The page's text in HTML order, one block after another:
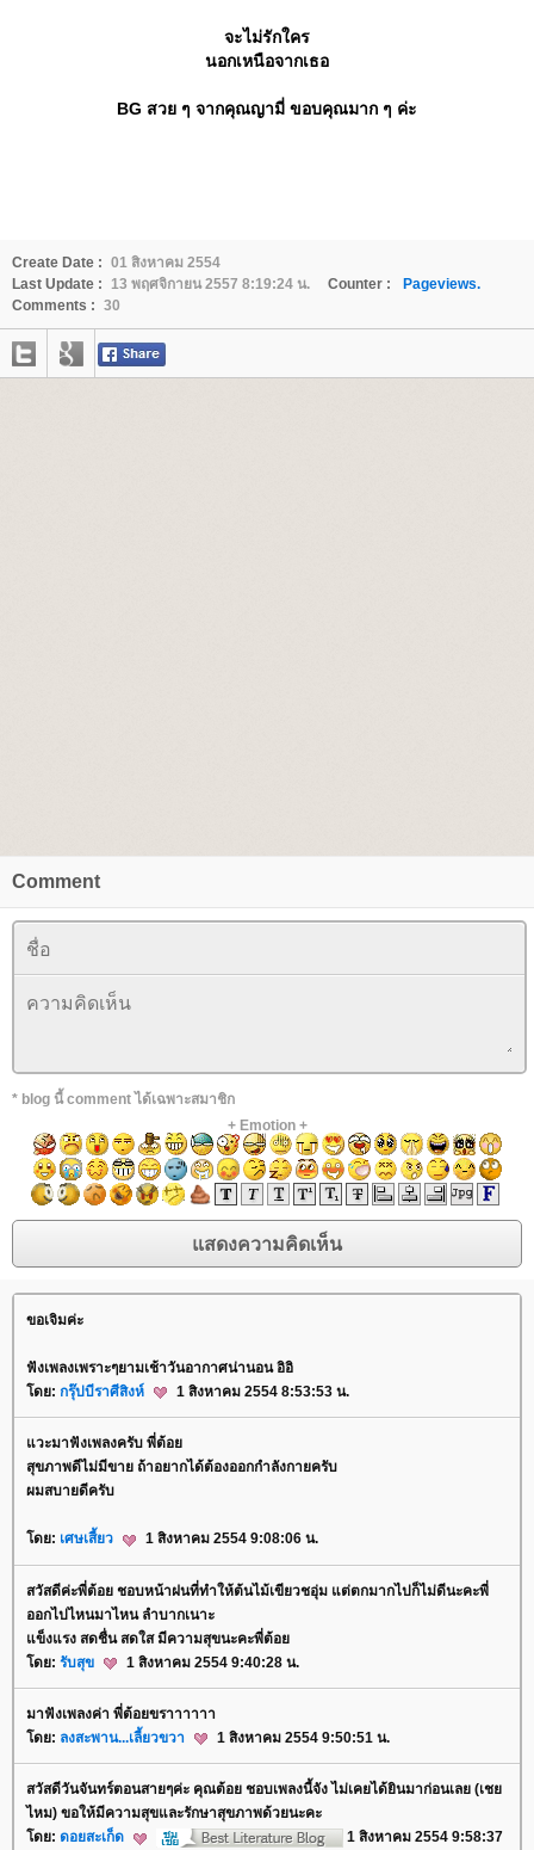
จะไม่รักใคร
นอกเหนือจากเธอ
BG สวย ๆ จากคุณญามี่ ขอบคุณมาก ๆ ค่ะ
Create Date : 01 สิงหาคม 2554
Last Update : 13 พฤศจิกายน 2557 8:19:24 น. Counter :
Pageviews.
Comments : 30
Comment
* blog นี้ comment ได้เฉพาะสมาชิก
+ Emotion+
ขอเจิมค่ะ
ฟังเพลงเพราะๆยามเช้าวันอากาศน่านอน อิอิ
ดย: กรุ๊ปบีราศีสิงห์ 1 สิงหาคม 2554 8:53:53 น.
วะมาฟังเพลงครับ พี่ต้อ
สุขภาพดีไม่มีขาย ถ้าอยากได้ต้องออกกำลังกายครับ
ผมสบายดีครับ
ดย: เศษเสี้ยว 1 สิงหาคม 2554 9:08:06 น.
สวัสดีค่ะพี่ต้อย ชอบหน้าฝนที่ทำให้ต้นไม้เขียวชอุ่ม แต่ตกมากไปก็ไม่ดีนะคะพี่
ออกไปไหนมาไหน ลำบากเนาะ
ข็งแรง สดชื่น สดใส มีความสุขนะคะพี่ต้อ
ดย: รับสุข 1 สิงหาคม 2554 9:40:28 น.
มาฟังเพลงค่า พี่ต้อยขราาาาาา
ดย: ลงสะพาน...เลี้ยวขวา 1 สิงหาคม 2554 9:50:51 น.
สวัสดีวันจันทร์ตอนสายๆค่ะ คุณต้อย ชอบเพลงนี้จัง ไม่เคยได้ยินมาก่อนเลย (เช
ไหม) ขอให้มีความสุขและรักษาสุขภาพด้วยนะคะ
ดย: ดอยสะเก็ด 1 สิงหาคม 2554 9:58:37